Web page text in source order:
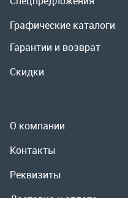
Полезная информация